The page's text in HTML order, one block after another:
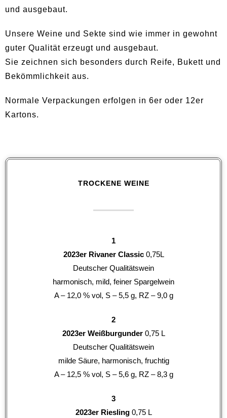
und ausgebaut.
Unsere Weine und Sekte sind wie immer in gewohnt
guter Qualität erzeugt und ausgebaut.
Sie zeichnen sich besonders durch Reife, Bukett und
Bekömmlichkeit aus.
Normale Verpackungen erfolgen in 6er oder 12er
Kartons.
TROCKENE WEINE
1
2023er Rivaner Classic 0,75L
Deutscher Qualitätswein
harmonisch, mild, feiner Spargelwein
A – 12,0 % vol, S – 5,5 g, RZ – 9,0 g
2
2023er Weißburgunder 0,75 L
Deutscher Qualitätswein
milde Säure, harmonisch, fruchtig
A – 12,5 % vol, S – 5,6 g, RZ – 8,3 g
3
2023er Riesling 0,75 L